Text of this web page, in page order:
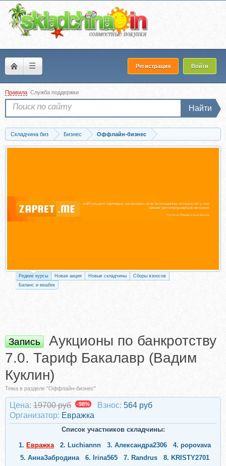
☰ Регистрация Войти
Правила Служба поддержки
Найти
Складчина биз Бизнес
Оффлайн-бизнес
Запись Аукционы по банкротству 7.0. Тариф Бакалавр (Вадим Куклин)
Редкие курсы Новая акция Новые складчины
Сборы взносов
Баланс и кешбек
Запись
Аукционы по банкротству
7.0. Тариф Бакалавр (Вадим
Куклин)
Тема в разделе "Оффлайн-бизнес"
Цена: 19700 руб -98% Взнос: 564 руб
Организатор: Евражкa
Список участников складчины:
1. Евражкa 2. Luchiannn 3. Александра2306 4. popovava
5. АннаЗабродина 6. Irina565 7. Randrus 8. KRISTY2701